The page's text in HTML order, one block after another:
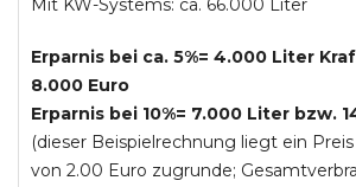
Mit KW-Systems: ca. 66.000 Liter
Erparnis bei ca. 5%= 4.000 Liter
8.000 Euro
Erparnis bei 10%= 7.000 Liter bzw.
(dieser Beispielrechnung liegt ein
von 2.00 Euro zugrunde;